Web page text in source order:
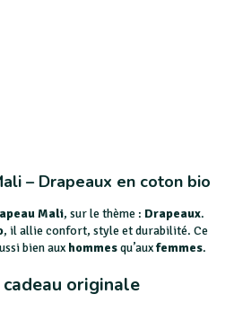
– Drapeaux en coton bio
Mali, sur le thème : Drapeaux.
, il allie confort, style et durabilité. Ce
bien aux hommesqu’auxfemmes.
cadeau originale